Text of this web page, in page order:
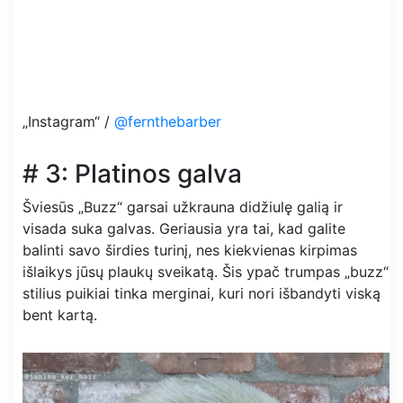
„Instagram“ / @fernthebarber
# 3: Platinos galva
Šviesūs „Buzz“ garsai užkrauna didžiulę galią ir
visada suka galvas. Geriausia yra tai, kad galite
balinti savo širdies turinį, nes kiekvienas kirpimas
išlaikys jūsų plaukų sveikatą. Šis ypač trumpas „buzz“
stilius puikiai tinka merginai, kuri nori išbandyti viską
bent kartą.